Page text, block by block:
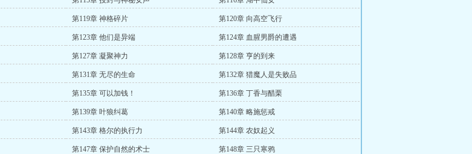
第119章 神格碎片 第120章 向高空飞行
第123章 他们是异端 第124章 血腥男爵的遭遇
第127章 凝聚神力 第128章 亨的到来
第131章 无尽的生命 第132章 猎魔人是失败品
第135章 可以加钱！ 第136章 丁香与醋栗
第139章 叶狼纠葛 第140章 略施惩戒
第143章 格尔的执行力 第144章 农奴起义
第147章 保护自然的术士 第148章 三只寒鸦